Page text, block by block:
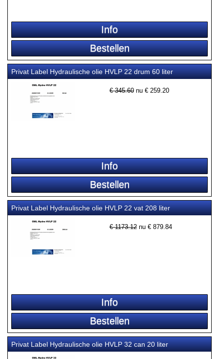
Privat Label Hydraulische olie HVLP 22 drum 60 liter
€ 345.60 nu € 259.20
Privat Label Hydraulische olie HVLP 22 vat 208 liter
€ 1173.12 nu € 879.84
Privat Label Hydraulische olie HVLP 32 can 20 liter